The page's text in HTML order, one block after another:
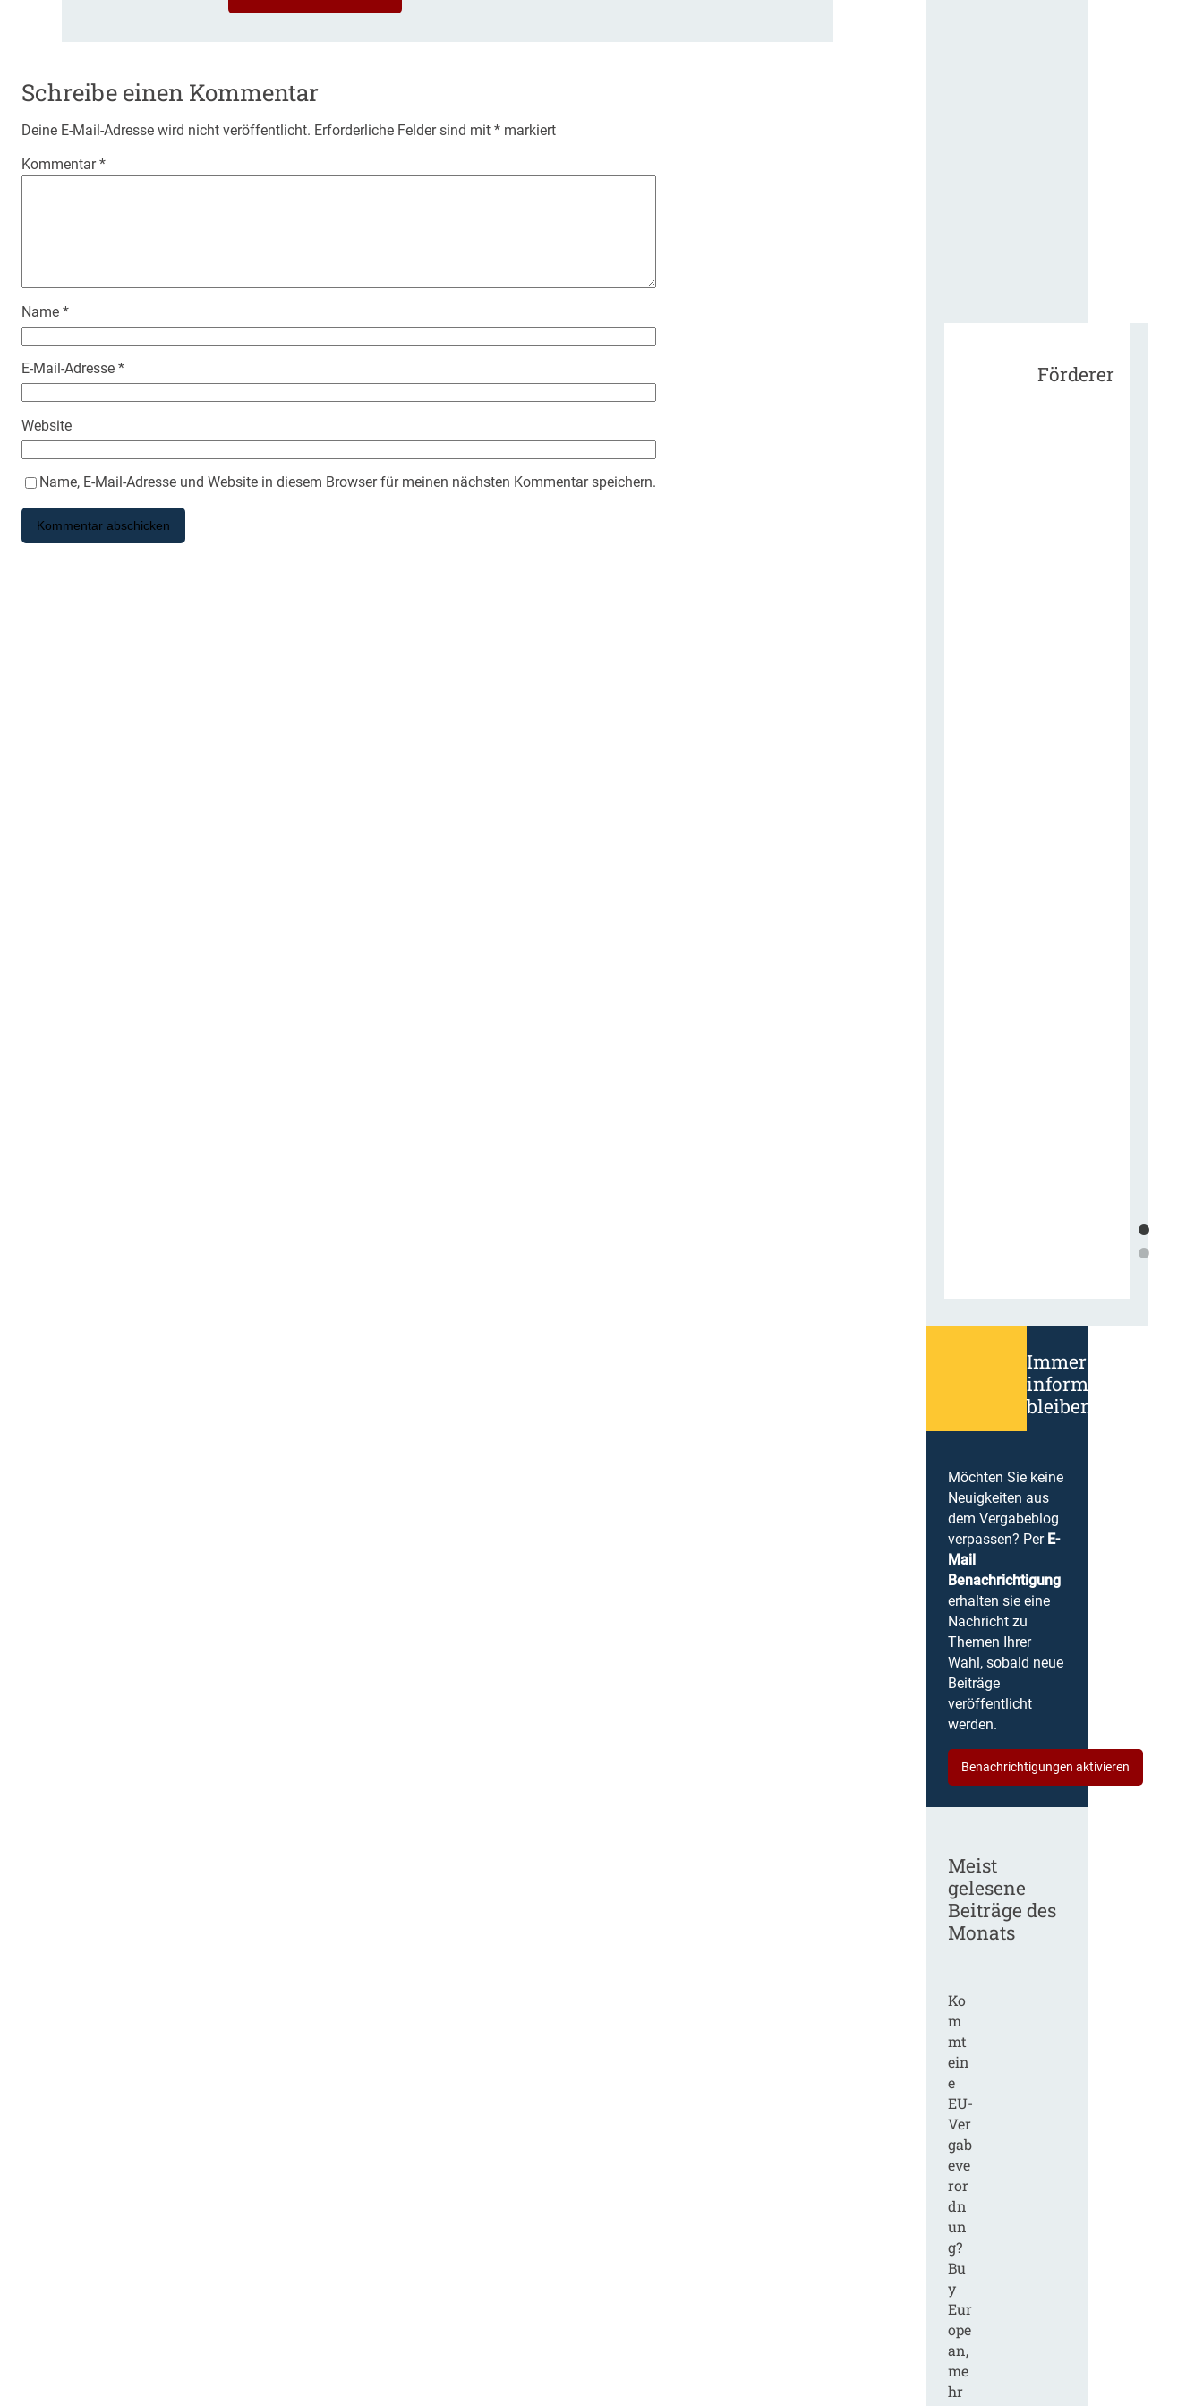
Schreibe einen Kommentar
Deine E-Mail-Adresse wird nicht veröffentlicht. Erforderliche Felder sind mit * markiert
Kommentar*
Name *
E-Mail-Adresse *
Website
Name, E-Mail-Adresse und Website in diesem Browser für meinen nächsten Kommentar speichern.
Förderer
Immer
informiert
bleiben!
Möchten Sie keine
Neuigkeiten aus
dem Vergabeblog
verpassen? Per E-
Mail
Benachrichtigung
erhalten sie eine
Nachricht zu
Themen Ihrer
Wahl, sobald neue
Beiträge
veröffentlicht
werden.
Benachrichtigungen aktivieren
Meist
gelesene
Beiträge des
Monats
Ko
m
mt
ein
e
EU-
Ver
gab
eve
ror
dn
un
g?
Bu
y
Eur
ope
an,
me
hr